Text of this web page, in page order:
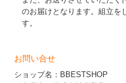
のお届けとなります。組立を
す。
お問い合せ
ショップ名：BBESTSHOP